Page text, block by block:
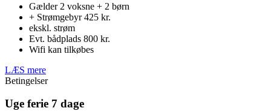
Gælder 2 voksne + 2 børn
+ Strømgebyr 425 kr.
ekskl. strøm
Evt. bådplads 800 kr.
Wifi kan tilkøbes
LÆS mere
Betingelser
Uge ferie 7 dage